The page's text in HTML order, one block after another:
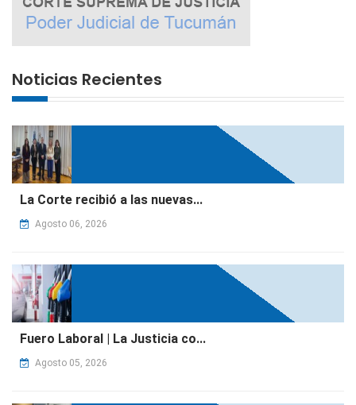
Noticias Recientes
La Corte recibió a las nuevas...
Agosto 06, 2026
Fuero Laboral | La Justicia co...
Agosto 05, 2026